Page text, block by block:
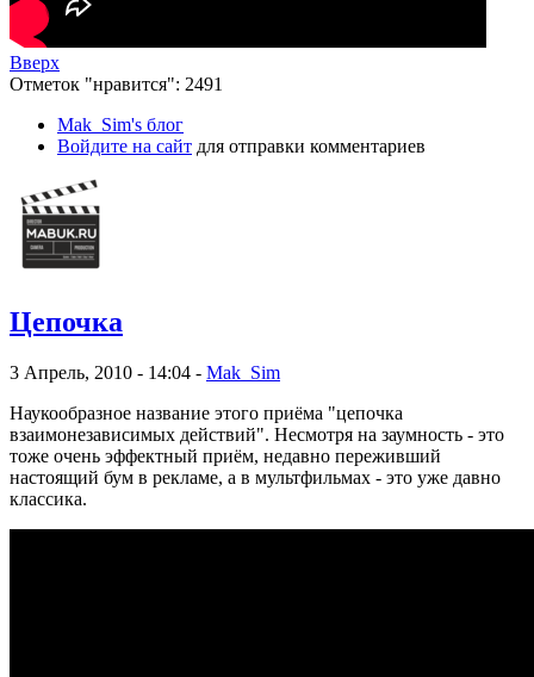
Вверх
Отметок "нравится": 2491
Mak_Sim's блог
Войдите на сайт для отправки комментариев
Цепочка
3 Апрель, 2010 - 14:04 - Mak_Sim
Наукообразное название этого приёма "цепочка
взаимонезависимых действий". Несмотря на заумность - это
тоже очень эффектный приём, недавно переживший
настоящий бум в рекламе, а в мультфильмах - это уже давно
классика.